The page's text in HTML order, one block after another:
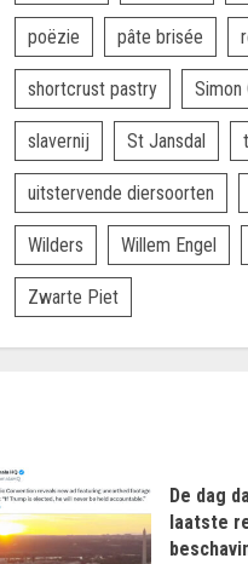
poëzie pâte brisée
shortcrust pastry Simon
slavernij St Jansdal
uitstervende diersoorten
Wilders Willem Engel
Zwarte Piet
De dag
laatste